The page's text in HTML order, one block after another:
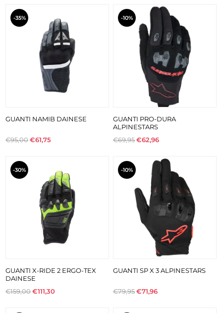
-35%
GUANTI NAMIB DAINESE
€95,00€61,75
-10%
GUANTI PRO-DURA
ALPINESTARS
€69,95€62,96
-30%
GUANTI X-RIDE 2 ERGO-TEX
DAINESE
€159,00€111,30
-10%
GUANTI SP X 3 ALPINESTARS
€79,95€71,96